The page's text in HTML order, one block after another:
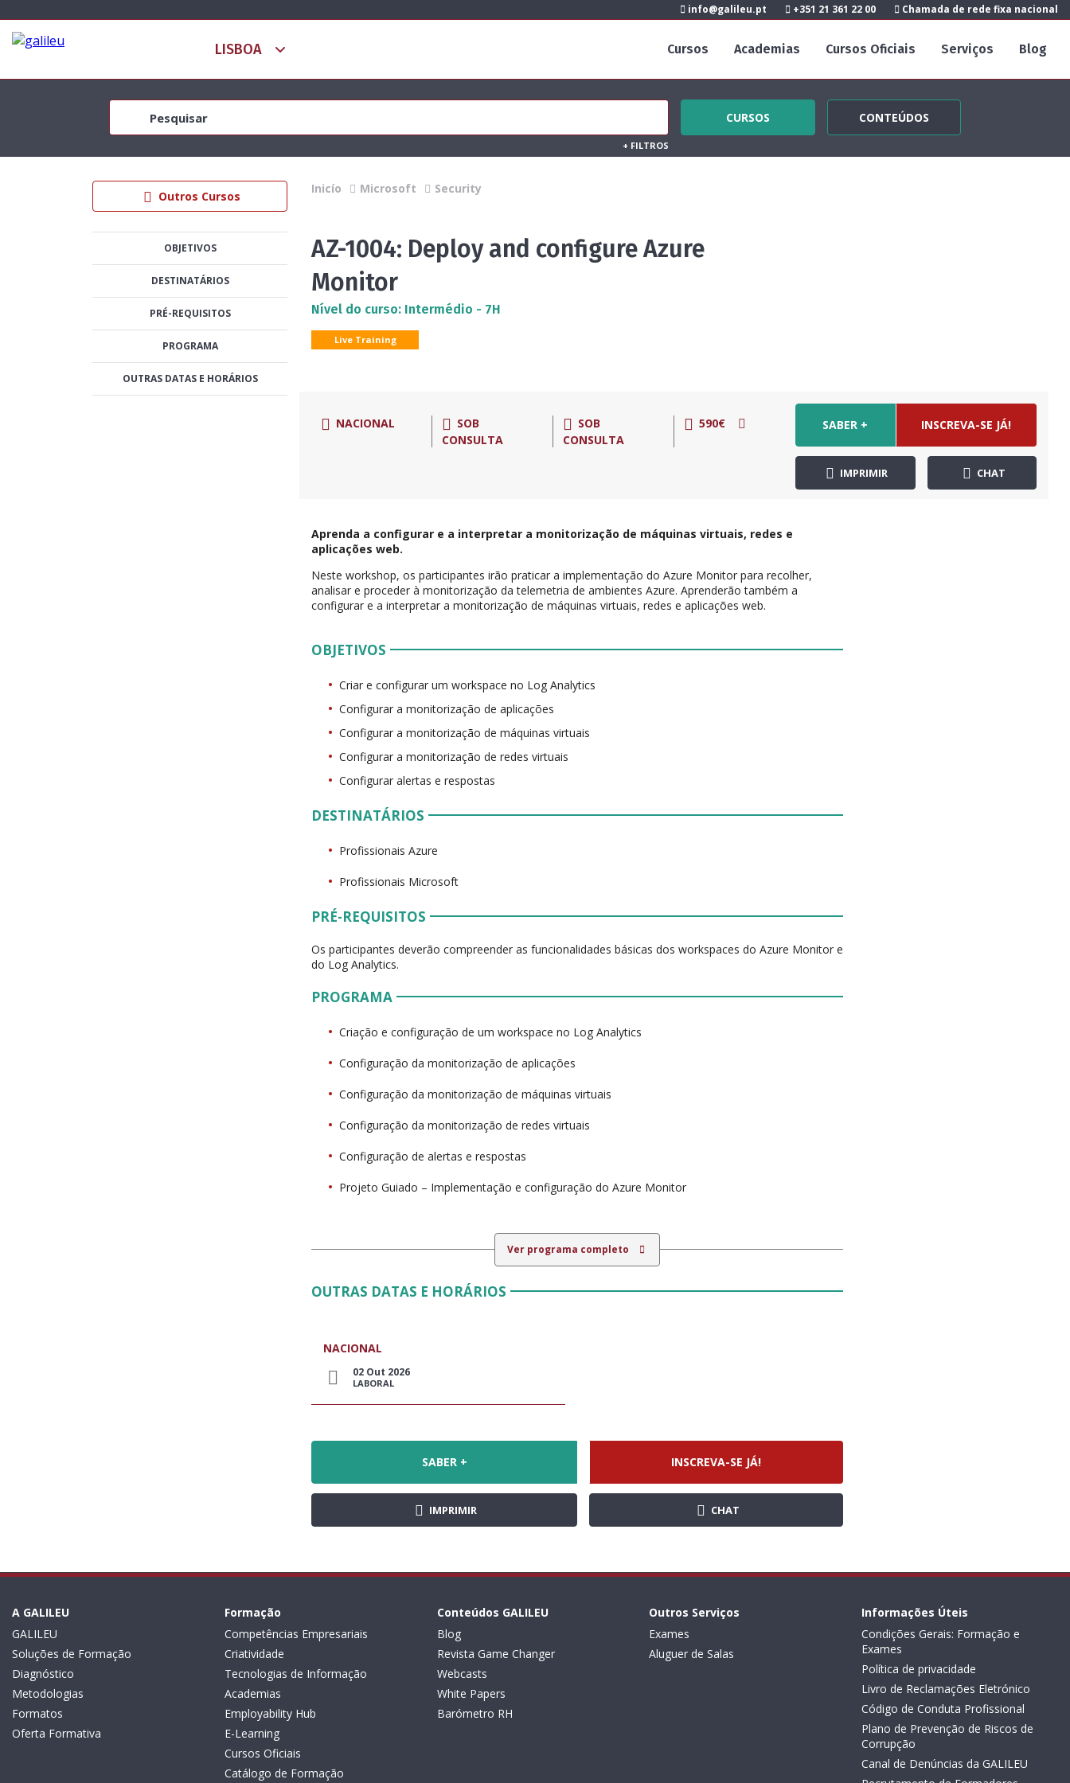
info@galileu.pt +351 21 361 22 00 Chamada de rede fixa nacional
Cursos Academias Cursos Oficiais Serviços Blog
CURSOS CONTEÚDOS
+ FILTROS
Outros Cursos
OBJETIVOS
DESTINATÁRIOS
PRÉ-REQUISITOS
PROGRAMA
OUTRAS DATAS E HORÁRIOS
Inicío Microsoft Security
AZ-1004: Deploy and configure Azure
Monitor
Nível do curso: Intermédio - 7H
Live Training
NACIONAL
SOB
CONSULTA
SOB
CONSULTA
590€ SABER + INSCREVA-SE JÁ!
IMPRIMIR CHAT
Aprenda a configurar e a interpretar a monitorização de máquinas virtuais, redes e
aplicações web.
Neste workshop, os participantes irão praticar a implementação do Azure Monitor para recolher,
analisar e proceder à monitorização da telemetria de ambientes Azure. Aprenderão também a
configurar e a interpretar a monitorização de máquinas virtuais, redes e aplicações web.
OBJETIVOS
Criar e configurar um workspace no Log Analytics
Configurar a monitorização de aplicações
Configurar a monitorização de máquinas virtuais
Configurar a monitorização de redes virtuais
Configurar alertas e respostas
DESTINATÁRIOS
Profissionais Azure
Profissionais Microsoft
PRÉ-REQUISITOS
Os participantes deverão compreender as funcionalidades básicas dos workspaces do Azure Monitor e
do Log Analytics.
PROGRAMA
Criação e configuração de um workspace no Log Analytics
Configuração da monitorização de aplicações
Configuração da monitorização de máquinas virtuais
Configuração da monitorização de redes virtuais
Configuração de alertas e respostas
Projeto Guiado – Implementação e configuração do Azure Monitor
Ver programa completo
OUTRAS DATAS E HORÁRIOS
NACIONAL
02 Out 2026
LABORAL
SABER + INSCREVA-SE JÁ!
IMPRIMIR CHAT
A GALILEU
GALILEU
Soluções de Formação
Diagnóstico
Metodologias
Formatos
Oferta Formativa
Formação
Competências Empresariais
Criatividade
Tecnologias de Informação
Academias
Employability Hub
E-Learning
Cursos Oficiais
Catálogo de Formação
Conteúdos GALILEU
Blog
Revista Game Changer
Webcasts
White Papers
Barómetro RH
Outros Serviços
Exames
Aluguer de Salas
Informações Úteis
Condições Gerais: Formação e
Exames
Política de privacidade
Livro de Reclamações Eletrónico
Código de Conduta Profissional
Plano de Prevenção de Riscos de
Corrupção
Canal de Denúncias da GALILEU